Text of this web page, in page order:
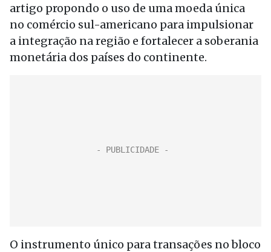
artigo propondo o uso de uma moeda única
no comércio sul-americano para impulsionar
a integração na região e fortalecer a soberania
monetária dos países do continente.
O instrumento único para transações no bloco